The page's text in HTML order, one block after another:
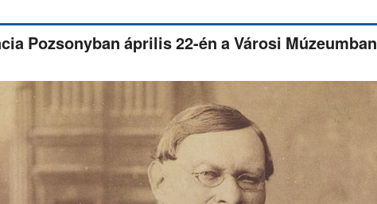
Pozsonyban április 22-én a Városi Múzeumban